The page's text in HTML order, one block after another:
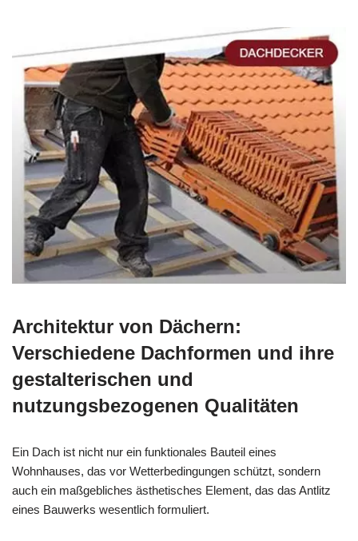
Architektur von Dächern:
Verschiedene Dachformen und ihre
gestalterischen und
nutzungsbezogenen Qualitäten
Ein Dach ist nicht nur ein funktionales Bauteil eines
Wohnhauses, das vor Wetterbedingungen schützt, sondern
auch ein maßgebliches ästhetisches Element, das das Antlitz
eines Bauwerks wesentlich formuliert.